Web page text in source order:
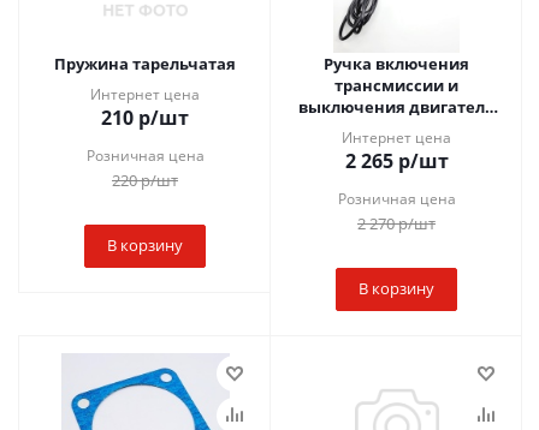
Пружина тарельчатая
Интернет цена
210 р/шт
Розничная цена
220р/шт
В корзину
Ручка включения
трансмиссии и
выключения двигателя
РУМ.002.000.000
Интернет цена
2 265р/шт
Розничная цена
2 270р/шт
В корзину